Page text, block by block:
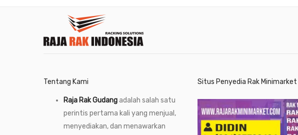
Tentang Kami
Raja Rak Gudangadalah salah satu
perintis pertama kali yang menjual,
menyediakan, dan menawarkan
Situs Penyedia Rak Minimarket